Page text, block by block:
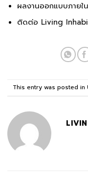
ผลงานออกแบบภายใ
ติดต่อ Living
This entry was posted in